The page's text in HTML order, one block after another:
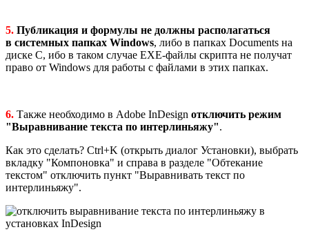
5. Публикация и формулы не должны располагаться
в системных папках Windows, либо в папках Documents на
диске C, ибо в таком случае EXE-файлы скрипта не получат
право от Windows для работы с файлами в этих папках.
6. Также необходимо в Adobe InDesign отключить режим
"Выравнивание текста по интерлиньяжу".
Как это сделать? Ctrl+K (открыть диалог Установки), выбрать
вкладку "Компоновка" и справа в разделе "Обтекание
текстом" отключить пункт "Выравнивать текст по
интерлиньяжу".